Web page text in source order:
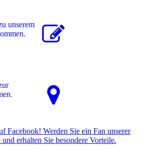
unserem
Facebook! Werden Sie ein Fan unserer
erhalten Sie besondere Vorteile.